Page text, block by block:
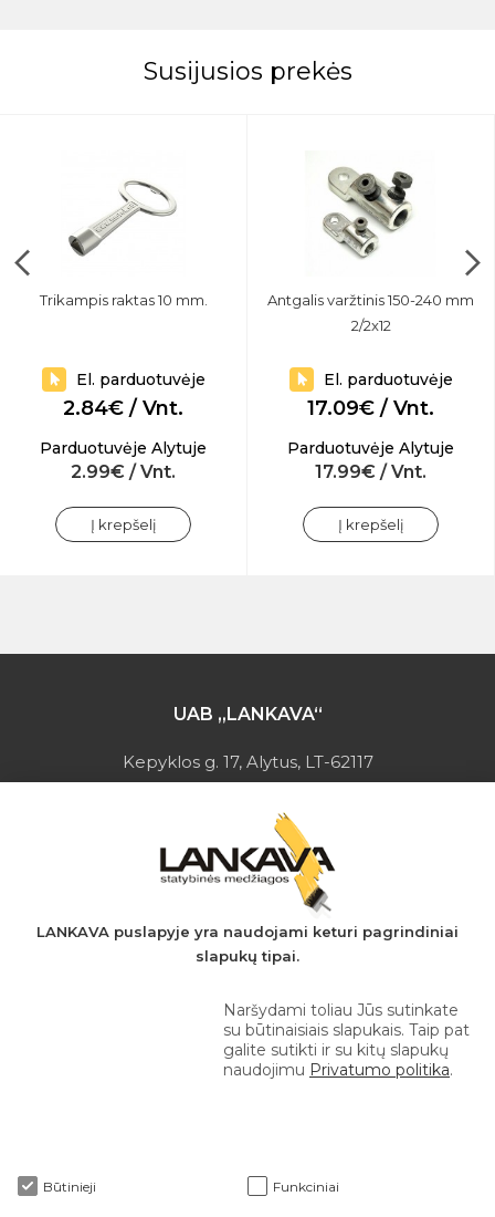
Susijusios prekės
Trikampis raktas 10 mm.
El. parduotuvėje
2.84€ / Vnt.
Parduotuvėje Alytuje
2.99€ / Vnt.
Į krepšelį
Antgalis varžtinis 150-240 mm
2/2x12
El. parduotuvėje
17.09€ / Vnt.
Parduotuvėje Alytuje
17.99€ / Vnt.
Į krepšelį
UAB „LANKAVA“
Kepyklos g. 17, Alytus, LT-62117
Įmonės kodas: 149728275
PVM mokėtojo kodas: LT497282716
A.s.: LT037044060001923651
AB SEB bankas
+370 610 42 222
Apie mus
LANKAVA puslapyje yra naudojami keturi pagrindiniai
slapukų tipai.
Naršydami toliau Jūs sutinkate
su būtinaisiais slapukais. Taip pat
galite sutikti ir su kitų slapukų
naudojimu Privatumo politika.
Būtinieji Funkciniai